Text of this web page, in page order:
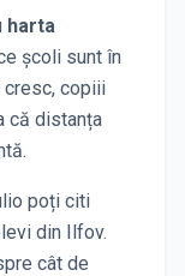
harta
școli sunt în
cresc, copiii
că distanța
poți citi
din Ilfov.
cât de